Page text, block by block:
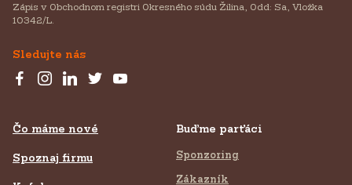
Zápis v Obchodnom registri Okresného súdu Žilina, Odd: Sa, Vložka
10342/L.
Sledujte nás
Čo máme nové
Spoznaj firmu
Buďme parťáci
Sponzoring
Zákazník